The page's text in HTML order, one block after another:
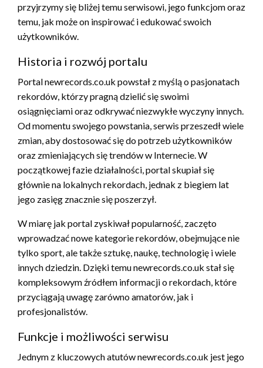
przyjrzymy się bliżej temu serwisowi, jego funkcjom oraz
temu, jak może on inspirować i edukować swoich
użytkowników.
Historia i rozwój portalu
Portal newrecords.co.uk powstał z myślą o pasjonatach
rekordów, którzy pragną dzielić się swoimi
osiągnięciami oraz odkrywać niezwykłe wyczyny innych.
Od momentu swojego powstania, serwis przeszedł wiele
zmian, aby dostosować się do potrzeb użytkowników
oraz zmieniających się trendów w Internecie. W
początkowej fazie działalności, portal skupiał się
głównie na lokalnych rekordach, jednak z biegiem lat
jego zasięg znacznie się poszerzył.
W miarę jak portal zyskiwał popularność, zaczęto
wprowadzać nowe kategorie rekordów, obejmujące nie
tylko sport, ale także sztukę, naukę, technologię i wiele
innych dziedzin. Dzięki temu newrecords.co.uk stał się
kompleksowym źródłem informacji o rekordach, które
przyciągają uwagę zarówno amatorów, jak i
profesjonalistów.
Funkcje i możliwości serwisu
Jednym z kluczowych atutów newrecords.co.uk jest jego